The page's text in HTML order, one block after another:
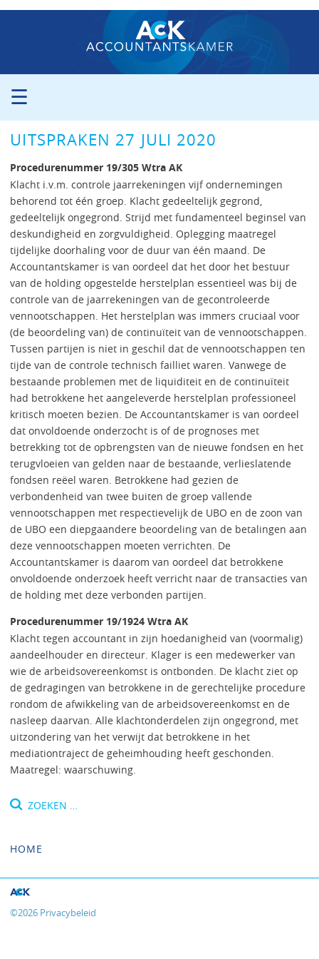
☰
ORGANISATIE
PROCEDURE
PERS
PUBLICATIES
UITSPRAKEN
ZITTINGSAGENDA
CONTACT
UITSPRAKEN 27 JULI 2020
Procedurenummer 19/305 Wtra AK
Klacht i.v.m. controle jaarrekeningen vijf ondernemingen
behorend tot één groep. Klacht gedeeltelijk gegrond,
gedeeltelijk ongegrond. Strijd met fundamenteel beginsel van
deskundigheid en zorgvuldigheid. Oplegging maatregel
tijdelijke doorhaling voor de duur van één maand. De
Accountantskamer is van oordeel dat het door het bestuur
van de holding opgestelde herstelplan essentieel was bij de
controle van de jaarrekeningen van de gecontroleerde
vennootschappen. Het herstelplan was immers cruciaal voor
(de beoordeling van) de continuïteit van de vennootschappen.
Tussen partijen is niet in geschil dat de vennootschappen ten
tijde van de controle technisch failliet waren. Vanwege de
bestaande problemen met de liquiditeit en de continuïteit
had betrokkene het aangeleverde herstelplan professioneel
kritisch moeten bezien. De Accountantskamer is van oordeel
dat onvoldoende onderzocht is of de prognoses met
betrekking tot de opbrengsten van de nieuwe fondsen en het
terugvloeien van gelden naar de bestaande, verlieslatende
fondsen reëel waren. Betrokkene had gezien de
verbondenheid van twee buiten de groep vallende
vennootschappen met respectievelijk de UBO en de zoon van
de UBO een diepgaandere beoordeling van de betalingen aan
deze vennootschappen moeten verrichten. De
Accountantskamer is daarom van oordeel dat betrokkene
onvoldoende onderzoek heeft verricht naar de transacties van
de holding met deze verbonden partijen.
Procedurenummer 19/1924 Wtra AK
Klacht tegen accountant in zijn hoedanigheid van (voormalig)
aandeelhouder en directeur. Klager is een medewerker van
wie de arbeidsovereenkomst is ontbonden. De klacht ziet op
de gedragingen van betrokkene in de gerechtelijke procedure
rondom de afwikkeling van de arbeidsovereenkomst en de
nasleep daarvan. Alle klachtonderdelen zijn ongegrond, met
uitzondering van het verwijt dat betrokkene in het
mediationtraject de geheimhouding heeft geschonden.
Maatregel: waarschuwing.
Zoeken
HOME
©2026 Privacybeleid